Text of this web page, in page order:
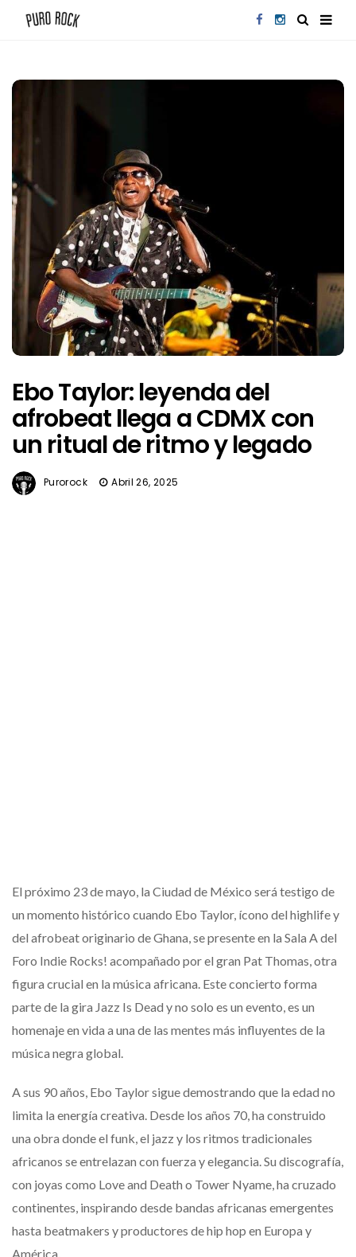
Ebo Taylor: leyenda del
afrobeat llega a CDMX con
un ritual de ritmo y legado
Purorock Abril 26, 2025
El próximo 23 de mayo, la Ciudad de México será testigo de
un momento histórico cuando Ebo Taylor, ícono del highlife y
del afrobeat originario de Ghana, se presente en la Sala A del
Foro Indie Rocks! acompañado por el gran Pat Thomas, otra
figura crucial en la música africana. Este concierto forma
parte de la gira Jazz Is Dead y no solo es un evento, es un
homenaje en vida a una de las mentes más influyentes de la
música negra global.
A sus 90 años, Ebo Taylor sigue demostrando que la edad no
limita la energía creativa. Desde los años 70, ha construido
una obra donde el funk, el jazz y los ritmos tradicionales
africanos se entrelazan con fuerza y elegancia. Su discografía,
con joyas como Love and Death o Tower Nyame, ha cruzado
continentes, inspirando desde bandas africanas emergentes
hasta beatmakers y productores de hip hop en Europa y
América.